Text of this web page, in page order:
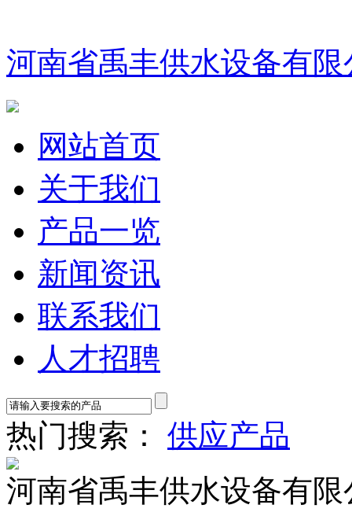
河南省禹丰供水设备有限
网站首页
关于我们
产品一览
新闻资讯
联系我们
人才招聘
热门搜索： 供应产品
河南省禹丰供水设备有限